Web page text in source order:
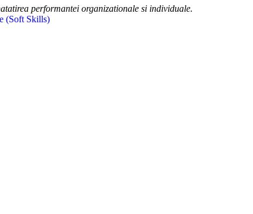
performantei organizationale si individuale.
(Soft Skills)